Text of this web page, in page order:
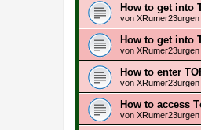
How to get into
von XRumer23urgen
How to get into
von XRumer23urgen
How to enter
von XRumer23urgen
How to access
von XRumer23urgen